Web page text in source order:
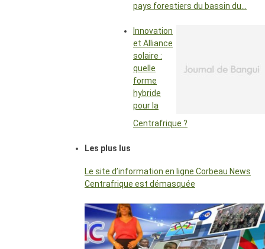
pays forestiers du bassin du…
Innovation
et Alliance
solaire :
quelle
forme
hybride
pour la
Centrafrique ?
Les plus lus
Le site d’information en ligne Corbeau News
Centrafrique est démasquée